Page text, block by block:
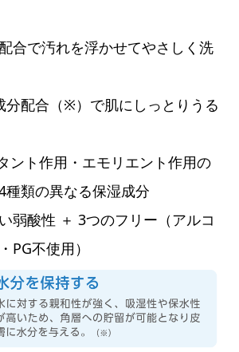
合で汚れを浮かせてやさしく洗
分配合（※）で肌にしっとりうる
ト作用・エモリエント作用の
種類の異なる保湿成分
弱酸性 ＋ 3つのフリー（アルコ
PG不使用）